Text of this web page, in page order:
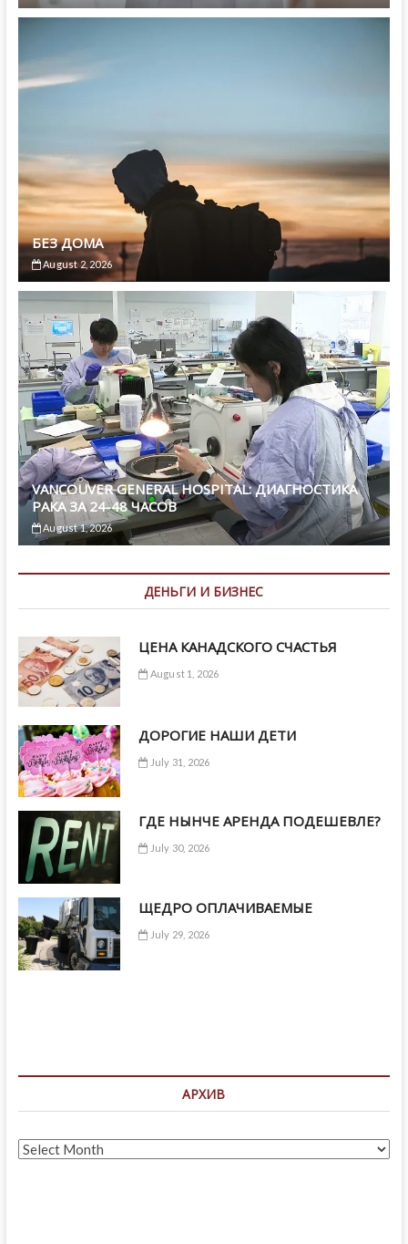
БЕЗ ДОМА
August 2, 2026
VANCOUVER GENERAL HOSPITAL: ДИАГНОСТИКА
РАКА ЗА 24-48 ЧАСОВ
August 1, 2026
ДЕНЬГИ И БИЗНЕС
ЦЕНА КАНАДСКОГО СЧАСТЬЯ
August 1, 2026
ДОРОГИЕ НАШИ ДЕТИ
July 31, 2026
ГДЕ НЫНЧЕ АРЕНДА ПОДЕШЕВЛЕ?
July 30, 2026
ЩЕДРО ОПЛАЧИВАЕМЫЕ
July 29, 2026
АРХИВ
Архив